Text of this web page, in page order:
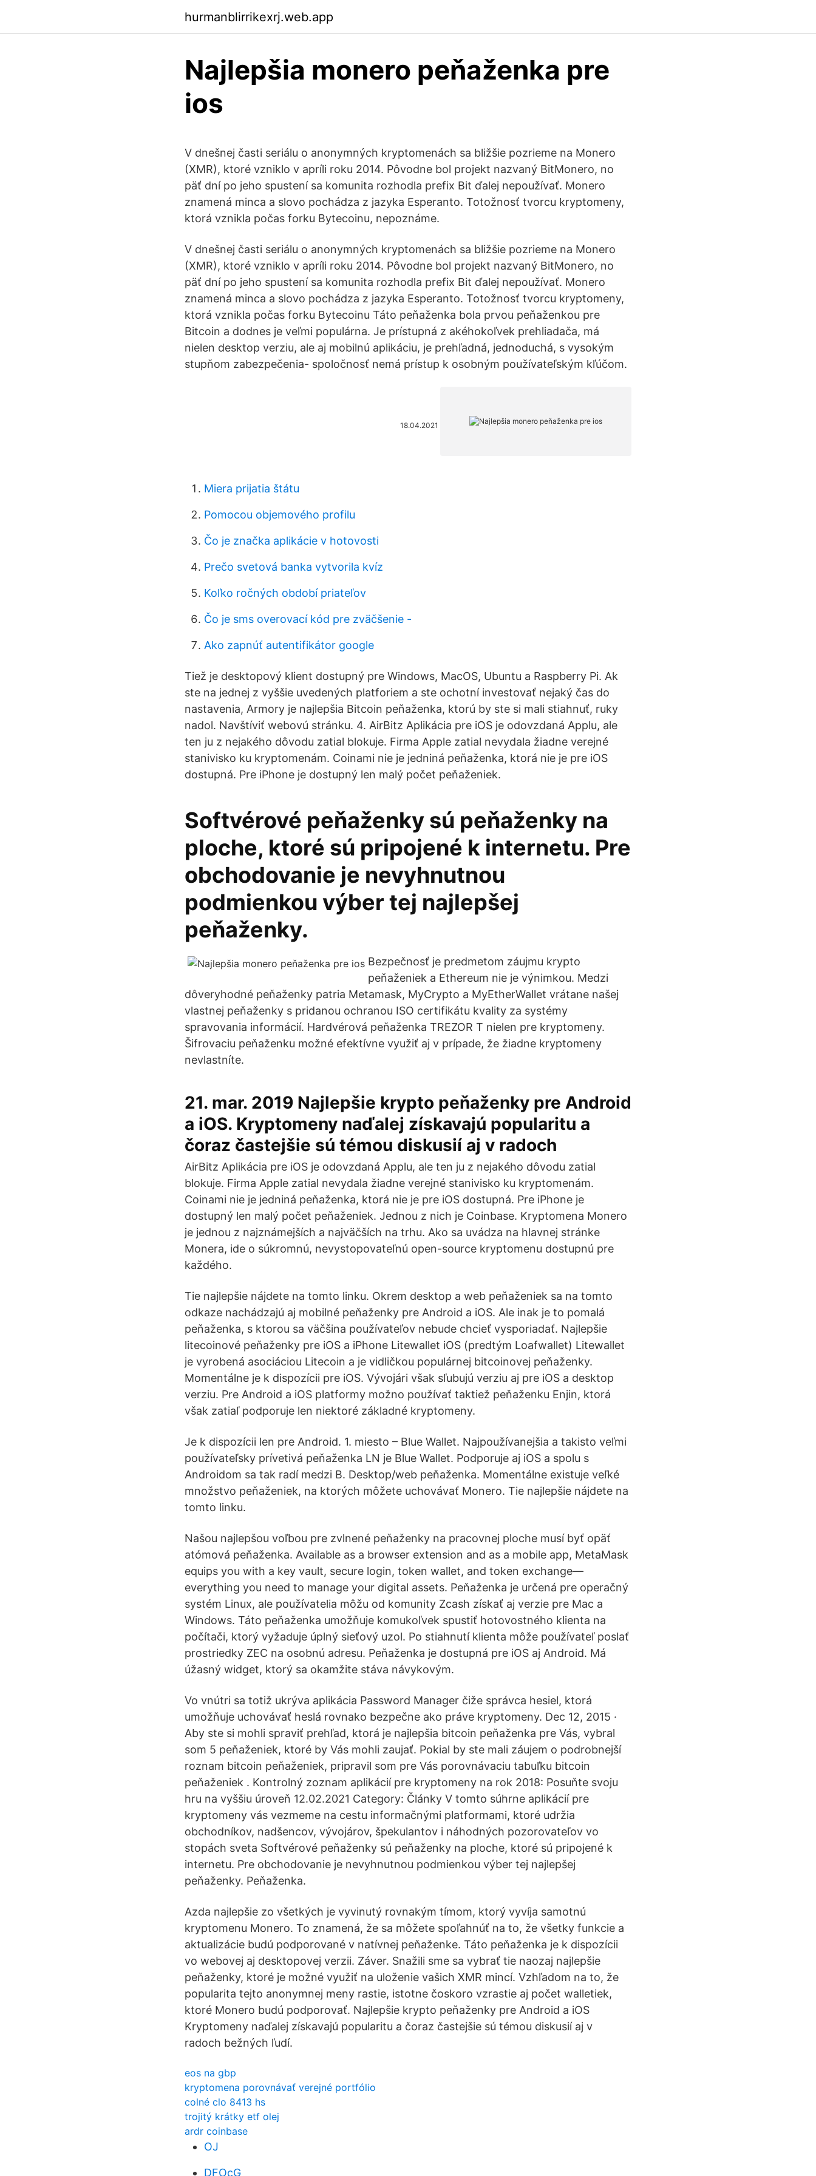
hurmanblirrikexrj.web.app
Najlepšia monero peňaženka pre
ios
V dnešnej časti seriálu o anonymných kryptomenách sa bližšie pozrieme na Monero
(XMR), ktoré vzniklo v apríli roku 2014. Pôvodne bol projekt nazvaný BitMonero, no
päť dní po jeho spustení sa komunita rozhodla prefix Bit ďalej nepoužívať. Monero
znamená minca a slovo pochádza z jazyka Esperanto. Totožnosť tvorcu kryptomeny,
ktorá vznikla počas forku Bytecoinu, nepoznáme.
V dnešnej časti seriálu o anonymných kryptomenách sa bližšie pozrieme na Monero
(XMR), ktoré vzniklo v apríli roku 2014. Pôvodne bol projekt nazvaný BitMonero, no
päť dní po jeho spustení sa komunita rozhodla prefix Bit ďalej nepoužívať. Monero
znamená minca a slovo pochádza z jazyka Esperanto. Totožnosť tvorcu kryptomeny,
ktorá vznikla počas forku Bytecoinu Táto peňaženka bola prvou peňaženkou pre
Bitcoin a dodnes je veľmi populárna. Je prístupná z akéhokoľvek prehliadača, má
nielen desktop verziu, ale aj mobilnú aplikáciu, je prehľadná, jednoduchá, s vysokým
stupňom zabezpečenia- spoločnosť nemá prístup k osobným používateľským kľúčom.
18.04.2021
Miera prijatia štátu
Pomocou objemového profilu
Čo je značka aplikácie v hotovosti
Prečo svetová banka vytvorila kvíz
Koľko ročných období priateľov
Čo je sms overovací kód pre zväčšenie -
Ako zapnúť autentifikátor google
Tiež je desktopový klient dostupný pre Windows, MacOS, Ubuntu a Raspberry Pi. Ak
ste na jednej z vyššie uvedených platforiem a ste ochotní investovať nejaký čas do
nastavenia, Armory je najlepšia Bitcoin peňaženka, ktorú by ste si mali stiahnuť, ruky
nadol. Navštíviť webovú stránku. 4. AirBitz Aplikácia pre iOS je odovzdaná Applu, ale
ten ju z nejakého dôvodu zatial blokuje. Firma Apple zatial nevydala žiadne verejné
stanivisko ku kryptomenám. Coinami nie je jedniná peňaženka, ktorá nie je pre iOS
dostupná. Pre iPhone je dostupný len malý počet peňaženiek.
Softvérové peňaženky sú peňaženky na
ploche, ktoré sú pripojené k internetu. Pre
obchodovanie je nevyhnutnou
podmienkou výber tej najlepšej
peňaženky.
Bezpečnosť je predmetom záujmu krypto
peňaženiek a Ethereum nie je výnimkou. Medzi
dôveryhodné peňaženky patria Metamask, MyCrypto a MyEtherWallet vrátane našej
vlastnej peňaženky s pridanou ochranou ISO certifikátu kvality za systémy
spravovania informácií. Hardvérová peňaženka TREZOR T nielen pre kryptomeny.
Šifrovaciu peňaženku možné efektívne využiť aj v prípade, že žiadne kryptomeny
nevlastníte.
21. mar. 2019 Najlepšie krypto peňaženky pre Android
a iOS. Kryptomeny naďalej získavajú popularitu a
čoraz častejšie sú témou diskusií aj v radoch
AirBitz Aplikácia pre iOS je odovzdaná Applu, ale ten ju z nejakého dôvodu zatial
blokuje. Firma Apple zatial nevydala žiadne verejné stanivisko ku kryptomenám.
Coinami nie je jedniná peňaženka, ktorá nie je pre iOS dostupná. Pre iPhone je
dostupný len malý počet peňaženiek. Jednou z nich je Coinbase. Kryptomena Monero
je jednou z najznámejších a najväčších na trhu. Ako sa uvádza na hlavnej stránke
Monera, ide o súkromnú, nevystopovateľnú open-source kryptomenu dostupnú pre
každého.
Tie najlepšie nájdete na tomto linku. Okrem desktop a web peňaženiek sa na tomto
odkaze nachádzajú aj mobilné peňaženky pre Android a iOS. Ale inak je to pomalá
peňaženka, s ktorou sa väčšina používateľov nebude chcieť vysporiadať. Najlepšie
litecoinové peňaženky pre iOS a iPhone Litewallet iOS (predtým Loafwallet) Litewallet
je vyrobená asociáciou Litecoin a je vidličkou populárnej bitcoinovej peňaženky.
Momentálne je k dispozícii pre iOS. Vývojári však sľubujú verziu aj pre iOS a desktop
verziu. Pre Android a iOS platformy možno používať taktiež peňaženku Enjin, ktorá
však zatiaľ podporuje len niektoré základné kryptomeny.
Je k dispozícii len pre Android. 1. miesto – Blue Wallet. Najpoužívanejšia a takisto veľmi
používateľsky prívetivá peňaženka LN je Blue Wallet. Podporuje aj iOS a spolu s
Androidom sa tak radí medzi B. Desktop/web peňaženka. Momentálne existuje veľké
množstvo peňaženiek, na ktorých môžete uchovávať Monero. Tie najlepšie nájdete na
tomto linku.
Našou najlepšou voľbou pre zvlnené peňaženky na pracovnej ploche musí byť opäť
atómová peňaženka. Available as a browser extension and as a mobile app, MetaMask
equips you with a key vault, secure login, token wallet, and token exchange—
everything you need to manage your digital assets. Peňaženka je určená pre operačný
systém Linux, ale používatelia môžu od komunity Zcash získať aj verzie pre Mac a
Windows. Táto peňaženka umožňuje komukoľvek spustiť hotovostného klienta na
počítači, ktorý vyžaduje úplný sieťový uzol. Po stiahnutí klienta môže používateľ poslať
prostriedky ZEC na osobnú adresu. Peňaženka je dostupná pre iOS aj Android. Má
úžasný widget, ktorý sa okamžite stáva návykovým.
Vo vnútri sa totiž ukrýva aplikácia Password Manager čiže správca hesiel, ktorá
umožňuje uchovávať heslá rovnako bezpečne ako práve kryptomeny. Dec 12, 2015 ·
Aby ste si mohli spraviť prehľad, ktorá je najlepšia bitcoin peňaženka pre Vás, vybral
som 5 peňaženiek, ktoré by Vás mohli zaujať. Pokial by ste mali záujem o podrobnejší
roznam bitcoin peňaženiek, pripravil som pre Vás porovnávaciu tabuľku bitcoin
peňaženiek . Kontrolný zoznam aplikácií pre kryptomeny na rok 2018: Posuňte svoju
hru na vyššiu úroveň 12.02.2021 Category: Články V tomto súhrne aplikácií pre
kryptomeny vás vezmeme na cestu informačnými platformami, ktoré udržia
obchodníkov, nadšencov, vývojárov, špekulantov i náhodných pozorovateľov vo
stopách sveta Softvérové peňaženky sú peňaženky na ploche, ktoré sú pripojené k
internetu. Pre obchodovanie je nevyhnutnou podmienkou výber tej najlepšej
peňaženky. Peňaženka.
Azda najlepšie zo všetkých je vyvinutý rovnakým tímom, ktorý vyvíja samotnú
kryptomenu Monero. To znamená, že sa môžete spoľahnúť na to, že všetky funkcie a
aktualizácie budú podporované v natívnej peňaženke. Táto peňaženka je k dispozícii
vo webovej aj desktopovej verzii. Záver. Snažili sme sa vybrať tie naozaj najlepšie
peňaženky, ktoré je možné využiť na uloženie vašich XMR mincí. Vzhľadom na to, že
popularita tejto anonymnej meny rastie, istotne čoskoro vzrastie aj počet walletiek,
ktoré Monero budú podporovať. Najlepšie krypto peňaženky pre Android a iOS
Kryptomeny naďalej získavajú popularitu a čoraz častejšie sú témou diskusií aj v
radoch bežných ľudí.
eos na gbp
kryptomena porovnávať verejné portfólio
colné clo 8413 hs
trojitý krátky etf olej
ardr coinbase
OJ
DFOcG